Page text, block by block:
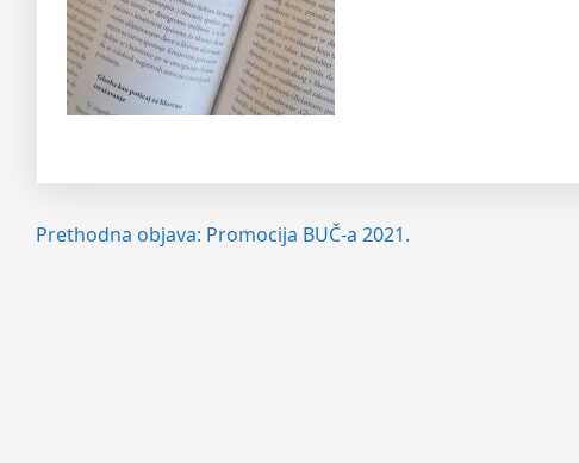
Navigacija
Prethodna objava: Promocija BUČ-a 2021.